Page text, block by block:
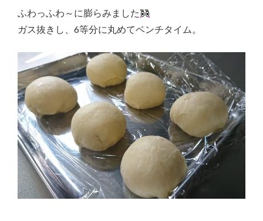
ふわっふわ～に膨らみました
ガス抜きし、6等分に丸めてベンチタイム。